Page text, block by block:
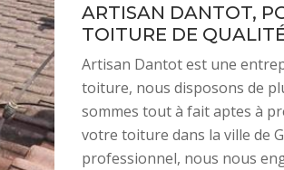
ARTISAN DANTOT,
TOITURE DE
Artisan Dantot est une
toiture, nous disposons de
sommes tout à fait aptes à
votre toiture dans la ville de
professionnel, nous nous